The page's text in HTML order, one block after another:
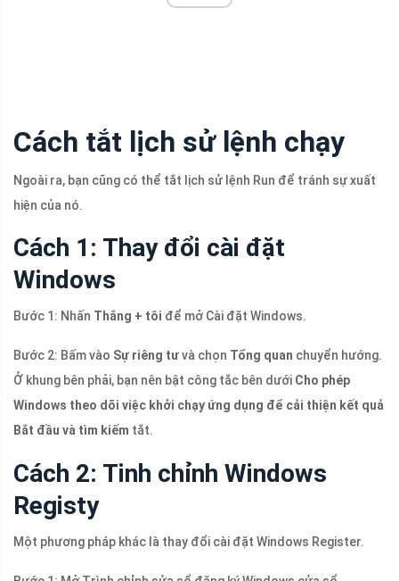
Cách tắt lịch sử lệnh chạy
Ngoài ra, bạn cũng có thể tắt lịch sử lệnh Run để tránh sự xuất
hiện của nó.
Cách 1: Thay đổi cài đặt
Windows
Bước 1: Nhấn Thắng + tôi để mở Cài đặt Windows.
Bước 2: Bấm vào Sự riêng tưvà chọn Tổng quan chuyển hướng.
Ở khung bên phải, bạn nên bật công tắc bên dưới Cho phép
Windows theo dõi việc khởi chạy ứng dụng để cải thiện kết quả
Bắt đầu và tìm kiếm tắt.
Cách 2: Tinh chỉnh Windows
Registy
Một phương pháp khác là thay đổi cài đặt Windows Register.